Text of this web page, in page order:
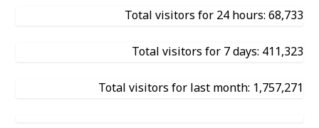
Total visitors for 24 hours: 68,733
Total visitors for 7 days: 411,323
Total visitors for last month: 1,757,271